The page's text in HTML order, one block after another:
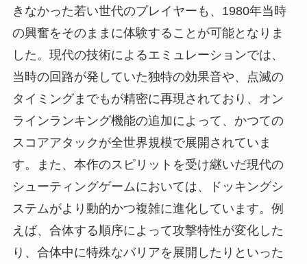
きなかった若い世代のプレイヤーも、1980年当時
の興奮をそのままに体験することが可能となりま
した。現代の技術によるエミュレーションでは、
当時の回路が発していた独特の効果音や、点滅の
タイミングまでもが精密に再現されており、オン
ラインランキング機能の追加によって、かつての
スコアアタックが全世界規模で展開されていま
す。また、本作のスピリットを受け継いだ現代の
シューティングゲームにおいては、ドッキングシ
ステムがより動的かつ複雑に進化しています。例
えば、合体する順序によって攻撃特性が変化した
り、合体中に特殊なバリアを展開したりといった